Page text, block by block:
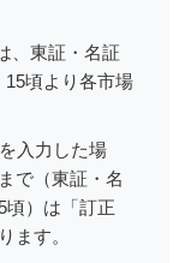
、東証・名証
15頃より各市場
入力した場
で（東証・名
頃）は「訂正
ます。